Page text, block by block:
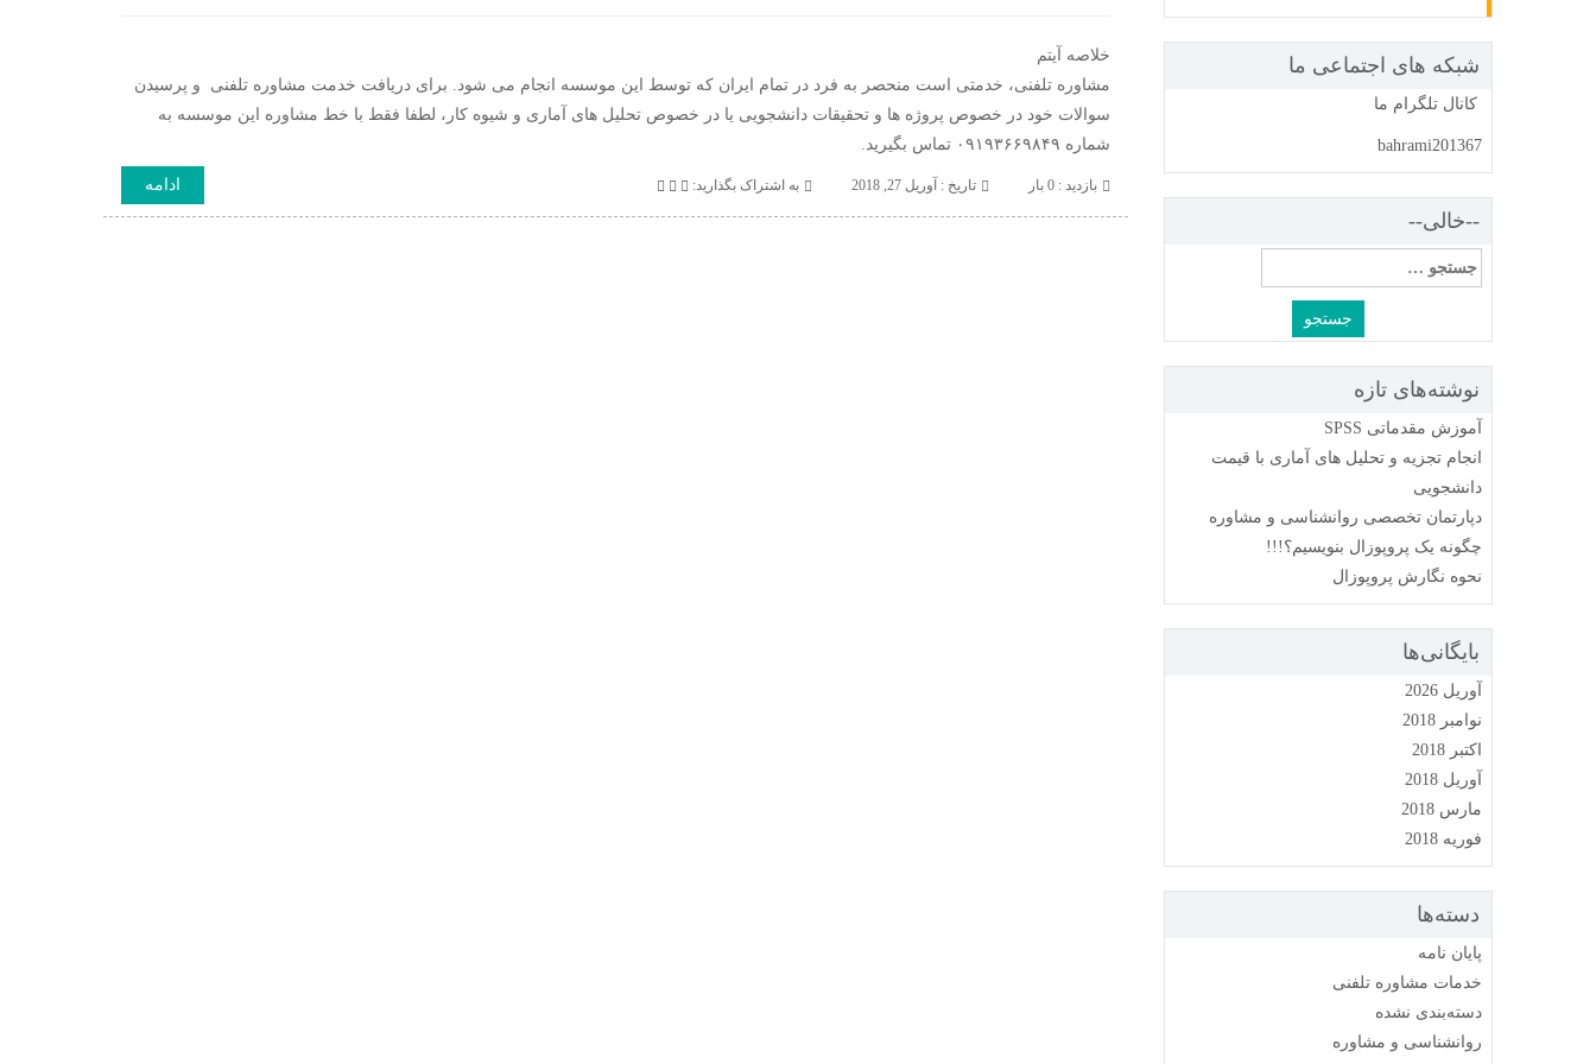
خلاصه آیتم
مشاوره تلفنی، خدمتی است منحصر به فرد در تمام ایران که توسط این موسسه انجام می شود. برای دریافت خدمت مشاوره تلفنی و پرسیدن
سوالات خود در خصوص پروژه ها و تحقیقات دانشجویی یا در خصوص تحلیل های آماری و شیوه کار، لطفا فقط با خط مشاوره این موسسه به
شماره ۰۹۱۹۳۶۶۹۸۴۹ تماس بگیرید.
بازدید : 0 بار تاريخ : آوریل 27, 2018 به اشتراک بگذارید: ادامه
شبکه های اجتماعی ما
کانال تلگرام ما
bahrami201367
--خالی--
برای:
نوشته‌های تازه
آموزش مقدماتی SPSS
انجام تجزیه و تحلیل های آماری با قیمت
دانشجویی
دپارتمان تخصصی روانشناسی و مشاوره
چگونه یک پروپوزال بنویسیم؟!!!
نحوه نگارش پروپوزال
بایگانی‌ها
آوریل 2026
نوامبر 2018
اکتبر 2018
آوریل 2018
مارس 2018
فوریه 2018
دسته‌ها
پایان نامه
خدمات مشاوره تلفنی
دسته‌بندی نشده
روانشناسی و مشاوره